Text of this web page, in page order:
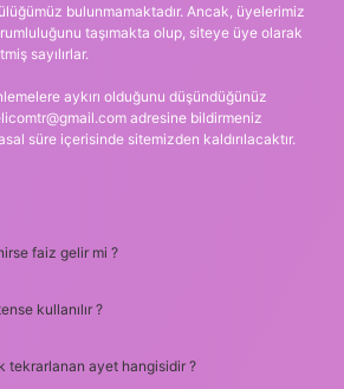
bulunmamaktadır. Ancak, üyelerimiz
taşımakta olup, siteye üye olarak
sayılırlar.
aykırı olduğunu düşündüğünüz
adresine bildirmeniz
süre içerisinde sitemizden kaldırılacaktır.
faiz gelir mi ?
kullanılır ?
tekrarlanan ayet hangisidir ?